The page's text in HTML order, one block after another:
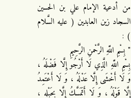
من أدعية الإمام علي بن الحسين
السجاد زين العابدين ( عليه السَّلام
) :
" بِسْمِ اللَّهِ الرَّحْمنِ الرَّحِيمِ
بِسْمِ اللَّهِ الَّذِي لَا أَرْجُو إِلَّا فَضْلَهُ ،
وَ لَا أَخْشَى إِلَّا عَدْلَهُ ، وَ لَا أَعْتَمِدُ
إِلَّا قَوْلَهُ ، وَ لَا أَتَمَسَّكُ إِلَّا بِحَبْلِهِ ،